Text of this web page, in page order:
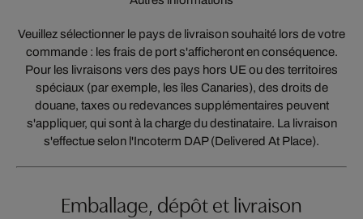
Veuillez sélectionner le pays de livraison souhaité lors de votre
commande : les frais de port s'afficheront en conséquence.
Pour les livraisons vers des pays hors UE ou des territoires
spéciaux (par exemple, les îles Canaries), des droits de
douane, taxes ou redevances supplémentaires peuvent
s'appliquer, qui sont à la charge du destinataire. La livraison
s'effectue selon l'Incoterm DAP (Delivered At Place).
Emballage, dépôt et livraison